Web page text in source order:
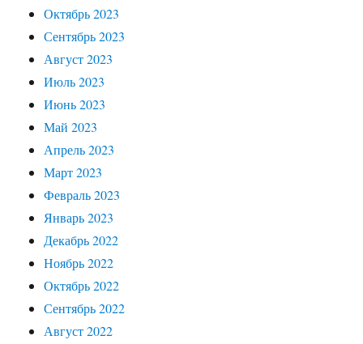
Октябрь 2023
Сентябрь 2023
Август 2023
Июль 2023
Июнь 2023
Май 2023
Апрель 2023
Март 2023
Февраль 2023
Январь 2023
Декабрь 2022
Ноябрь 2022
Октябрь 2022
Сентябрь 2022
Август 2022